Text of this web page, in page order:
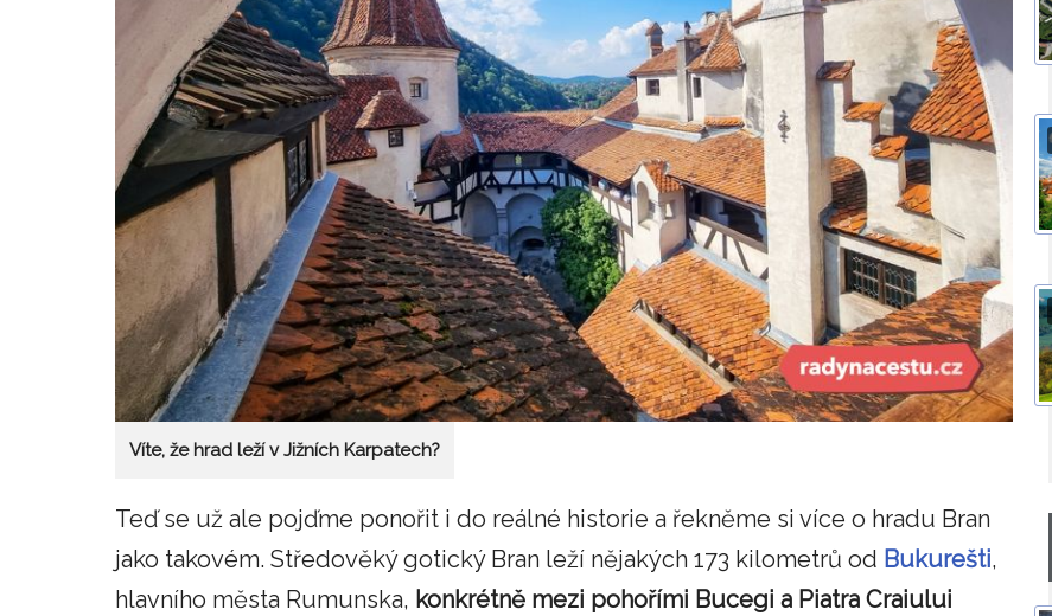
Víte, že hrad leží v Jižních Karpatech?
Teď se už ale pojďme ponořit i do reálné historie a řekněme si více o hradu Bran
jako takovém. Středověký gotický Bran leží nějakých 173 kilometrů od Bukurešti,
hlavního města Rumunska, konkrétně mezi pohořími Bucegi a Piatra Craiului